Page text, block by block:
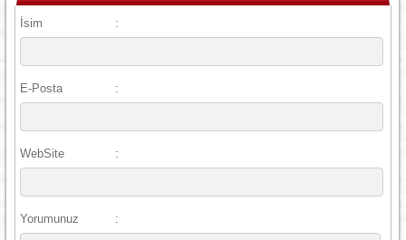
İsim :
E-Posta :
WebSite :
Yorumunuz :